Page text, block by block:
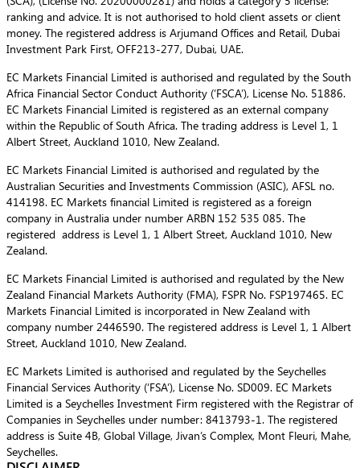
ranking and advice. It is not authorised to hold client assets or client
money. The registered address is Arjumand Offices and Retail, Dubai
Investment Park First, OFF213-277, Dubai, UAE.
EC Markets Financial Limited is authorised and regulated by the South
Africa Financial Sector Conduct Authority (‘FSCA’), License No. 51886.
EC Markets Financial Limited is registered as an external company
within the Republic of South Africa. The trading address is Level 1, 1
Albert Street, Auckland 1010, New Zealand.
EC Markets Financial Limited is authorised and regulated by the
Australian Securities and Investments Commission (ASIC), AFSL no.
414198. EC Markets financial Limited is registered as a foreign
company in Australia under number ARBN 152 535 085. The
registered address is Level 1, 1 Albert Street, Auckland 1010, New
Zealand.
EC Markets Financial Limited is authorised and regulated by the New
Zealand Financial Markets Authority (FMA), FSPR No. FSP197465. EC
Markets Financial Limited is incorporated in New Zealand with
company number 2446590. The registered address is Level 1, 1 Albert
Street, Auckland 1010, New Zealand.
EC Markets Limited is authorised and regulated by the Seychelles
Financial Services Authority (‘FSA’), License No. SD009. EC Markets
Limited is a Seychelles Investment Firm registered with the Registrar of
Companies in Seychelles under number: 8413793-1. The registered
address is Suite 4B, Global Village, Jivan’s Complex, Mont Fleuri, Mahe,
Seychelles.